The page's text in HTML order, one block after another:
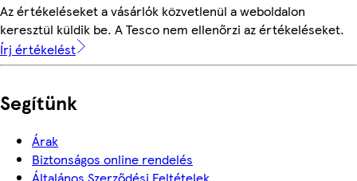
Az értékeléseket a vásárlók közvetlenül a weboldalon
keresztül küldik be. A Tesco nem ellenőrzi az értékeléseket.
Írj értékelést
Segítünk
Árak
Biztonságos online rendelés
Általános Szerződési Feltételek